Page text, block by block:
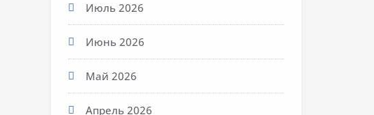
Июль 2026
Июнь 2026
Май 2026
Апрель 2026